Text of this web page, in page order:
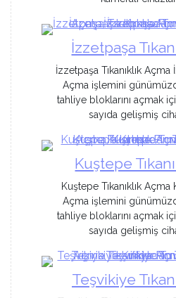
İzzetpaşa
İzzetpaşa Tıkanıklık Açma
Açma işlemini
tahliye bloklarını açmak
sayıda gelişmiş
Kuştepe
Kuştepe Tıkanıklık Açma
Açma işlemini
tahliye bloklarını açmak
sayıda gelişmiş
Teşvikiye